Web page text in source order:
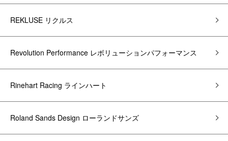
REKLUSE リクルス
Revolution Performance レボリューションパフォーマンス
Rinehart Racing ラインハート
Roland Sands Design ローランドサンズ